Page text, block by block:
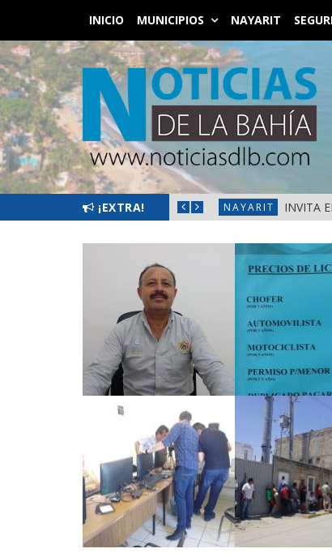
INICIO MUNICIPIOS NAYARIT
¡EXTRA!
2026» EN LA PRIMAVERA NAYARIT INVITA